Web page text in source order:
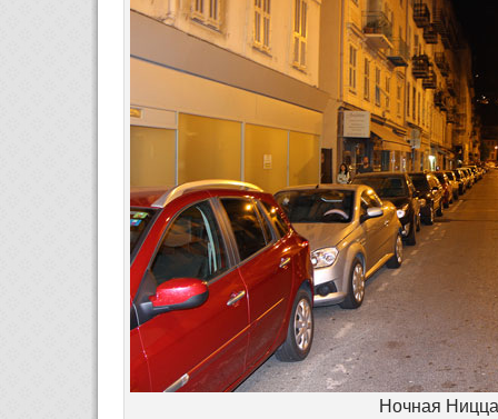
Ночная Ницца